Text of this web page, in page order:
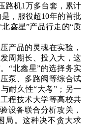
路机1万多台套，累计
，服役超10年的首批
鑫星”产品行走的“质
品的灵魂在实验，
周期长、投入大，这
“北鑫星”的选择务实
泵、多路阀等综合试
耐久性“大考”；另一
程技术大学等高校共
设备联合分析攻关，
局。这种决不贪大求